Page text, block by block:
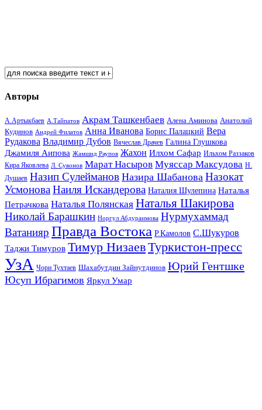
Авторы
А.Артыкбаев А.Тайпатов Акрам Ташкенбаев Алена Аминова Анатолий
Кудинов Андрей Филатов Анна Иванова Борис Палацкий Вера
Рудакова Владимир Дубов Вячеслав Драчев Галина Глушкова
Джамиля Аипова Жамшид Раупов Жахон Илхом Сафар Ильхом Раззаков
Кира Яковлева Л. Сувонов Марат Насыров Муяссар Максудова Н.
Душаев Назип Сулейманов Назира Шабанова Назокат
УсмоноваНаиля Искандерова Наталия Шулепина Наталья
Петрачкова Наталья Полянская Наталья Шакирова
Николай Барашкин Норгул Абдураимова Нурмухаммад
Ватанияр Правда Востока Р.Камолов С.Шукуров
Таджи Тимуров Тимур НизаевТуркистон-пресс
УзА Чори Тухтаев Шахабутдин Зайнутдинов Юрий Гентшке
Юсуп Ибрагимов Яркул Умар